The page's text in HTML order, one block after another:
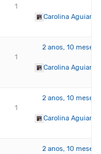
1
Carolina Aguiar
1
2 anos, 10 meses
Carolina Aguiar
1
2 anos, 10 meses
Carolina Aguiar
2 anos, 10 meses